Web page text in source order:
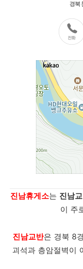
진남휴게소는 진남
이 주
진남교반은 경북 8
괴석과 층암절벽이